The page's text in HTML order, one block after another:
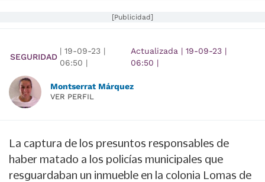
[Publicidad]
SEGURIDAD
| 19-09-23 |
06:50 |
Actualizada | 19-09-23 |
06:50 |
Montserrat Márquez
VER PERFIL
La captura de los presuntos responsables de
haber matado a los policías municipales que
resguardaban un inmueble en la colonia Lomas de